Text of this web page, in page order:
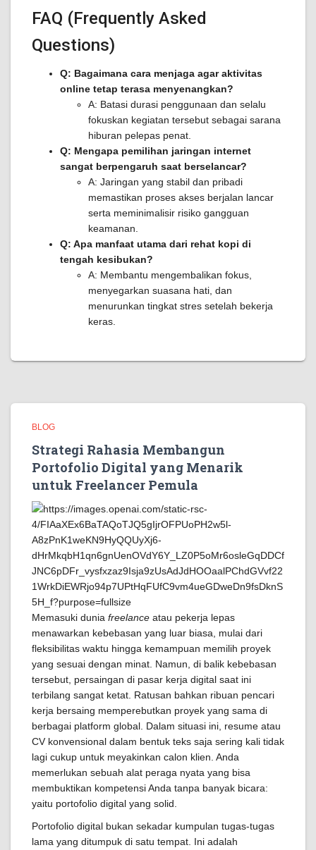
FAQ (Frequently Asked
Questions)
Q: Bagaimana cara menjaga agar aktivitas
online tetap terasa menyenangkan?
A: Batasi durasi penggunaan dan selalu
fokuskan kegiatan tersebut sebagai sarana
hiburan pelepas penat.
Q: Mengapa pemilihan jaringan internet
sangat berpengaruh saat berselancar?
A: Jaringan yang stabil dan pribadi
memastikan proses akses berjalan lancar
serta meminimalisir risiko gangguan
keamanan.
Q: Apa manfaat utama dari rehat kopi di
tengah kesibukan?
A: Membantu mengembalikan fokus,
menyegarkan suasana hati, dan
menurunkan tingkat stres setelah bekerja
keras.
BLOG
Strategi Rahasia Membangun
Portofolio Digital yang Menarik
untuk Freelancer Pemula
Memasuki dunia freelance atau pekerja lepas
menawarkan kebebasan yang luar biasa, mulai dari
fleksibilitas waktu hingga kemampuan memilih proyek
yang sesuai dengan minat. Namun, di balik kebebasan
tersebut, persaingan di pasar kerja digital saat ini
terbilang sangat ketat. Ratusan bahkan ribuan pencari
kerja bersaing memperebutkan proyek yang sama di
berbagai platform global. Dalam situasi ini, resume atau
CV konvensional dalam bentuk teks saja sering kali tidak
lagi cukup untuk meyakinkan calon klien. Anda
memerlukan sebuah alat peraga nyata yang bisa
membuktikan kompetensi Anda tanpa banyak bicara:
yaitu portofolio digital yang solid.
Portofolio digital bukan sekadar kumpulan tugas-tugas
lama yang ditumpuk di satu tempat. Ini adalah